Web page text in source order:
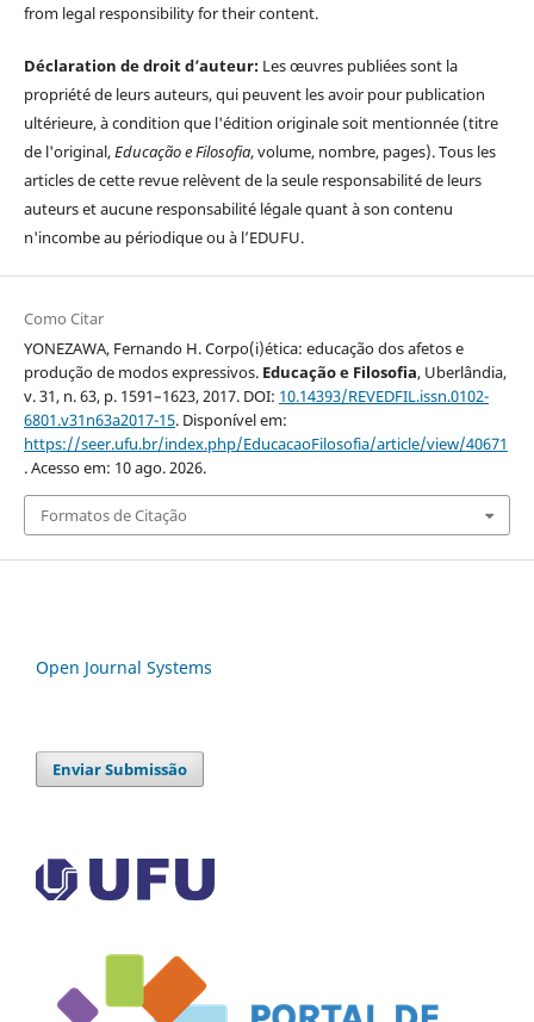
from legal responsibility for their content.
Déclaration de droit d’auteur: Les œuvres publiées sont la
propriété de leurs auteurs, qui peuvent les avoir pour publication
ultérieure, à condition que l'édition originale soit mentionnée (titre
de l'original,Educação e Filosofia, volume, nombre, pages). Tous les
articles de cette revue relèvent de la seule responsabilité de leurs
auteurs et aucune responsabilité légale quant à son contenu
n'incombe au périodique ou à l’EDUFU.
Como Citar
YONEZAWA, Fernando H. Corpo(i)ética: educação dos afetos e
produção de modos expressivos. Educação e Filosofia, Uberlândia,
v. 31, n. 63, p. 1591–1623, 2017. DOI: 10.14393/REVEDFIL.issn.0102-
6801.v31n63a2017-15. Disponível em:
https://seer.ufu.br/index.php/EducacaoFilosofia/article/view/40671
. Acesso em: 10 ago. 2026.
Formatos de Citação
Open Journal Systems
Enviar Submissão